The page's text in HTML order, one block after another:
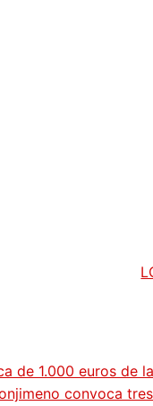
de 1.000 euros de
convoca